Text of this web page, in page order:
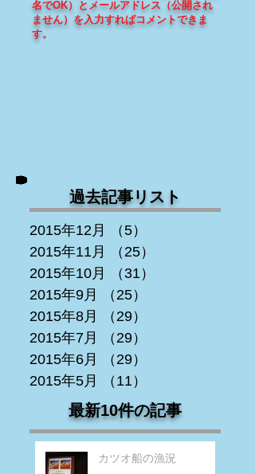
名でOK）とメールアドレス（公開され
ません）を入力すればコメントできま
す。
過去記事リスト
2015年12月 （5）
2015年11月
（25）
2015年10月
（31）
2015年9月
（25）
2015年8月
（29）
2015年7月
（29）
2015年6月
（29）
2015年5月
（11）
最新10件の記事
カツオ船の漁況